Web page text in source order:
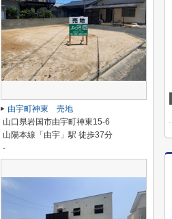
由宇町神東 売地
山口県岩国市由宇町神東15-6
山陽本線「由宇」駅 徒歩37分
-